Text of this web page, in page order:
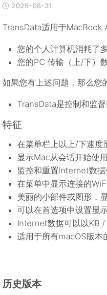
统
具
形
件
娱
2025-08-31
TransData适用于MacBook
您的个人计算机消耗了
您的PC 传输（上/下）
如果您有上述问题，那么您
TransData是控制和监
特征
在菜单栏上以上/下速度
显示Mac从会话开始使
监控和重置Internet数据
在菜单中显示连接的WiFi
美丽的小部件或图形，
可以在首选项中设置显
Internet数据可以以KB /
适用于所有macOS版本
历史版本